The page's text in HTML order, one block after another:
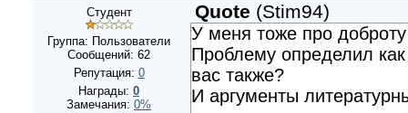
Студент
Группа: Пользователи
Сообщений: 62
Репутация: 0
Награды: 0
Замечания: 0%
Quote (Stim94)
У меня тоже про доброту
Проблему определил
вас также?
И аргументы